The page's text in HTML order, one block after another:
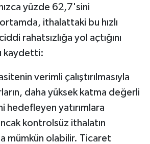
yüzde 62,7'sini
ithalattaki bu hızlı
rahatsızlığa yol açtığını
kaydetti:
verimli çalıştırılmasıyla
daha yüksek katma değerli
hedefleyen yatırımlara
kontrolsüz ithalatın
mümkün olabilir. Ticaret